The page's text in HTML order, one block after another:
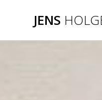
springen
JENS